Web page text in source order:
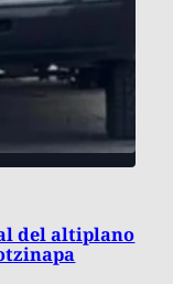
del altiplano